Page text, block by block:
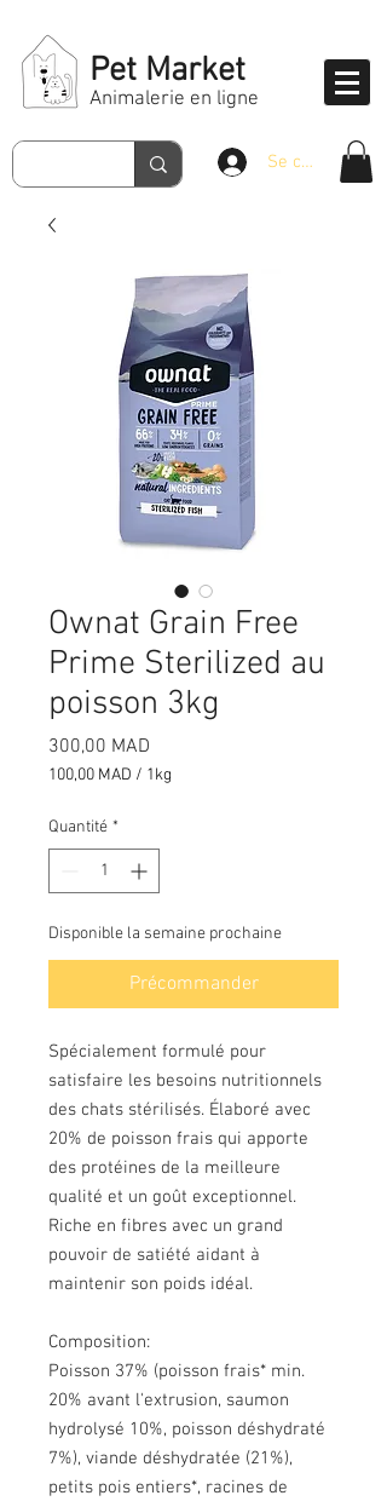
Pet Market
Animalerie en ligne
Se connecter
Ownat Grain Free
Prime Sterilized au
poisson 3kg
300,00 MAD
100,00 MAD / 1kg
pour
1
Kilogramme
Quantité *
Disponible la semaine prochaine
Précommander
Spécialement formulé pour
satisfaire les besoins nutritionnels
des chats stérilisés. Élaboré avec
20% de poisson frais qui apporte
des protéines de la meilleure
qualité et un goût exceptionnel.
Riche en fibres avec un grand
pouvoir de satiété aidant à
maintenir son poids idéal.
Composition:
Poisson 37% (poisson frais* min.
20% avant l'extrusion, saumon
hydrolysé 10%, poisson déshydraté
7%), viande déshydratée (21%),
petits pois entiers*, racines de